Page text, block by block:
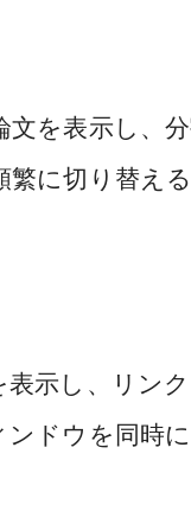
を表示し、
に切り替え
表示し、リン
ドウを同時